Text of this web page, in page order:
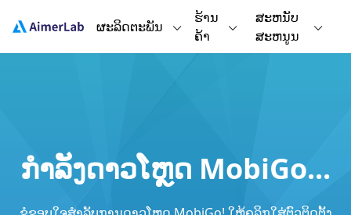
ຜະລິດຕະພັນ
ຮ້ານ
ຄ້າ
ສະຫນັບ
ສະຫນູນ
ກຳລັງດາວໂຫຼດ MobiGo...